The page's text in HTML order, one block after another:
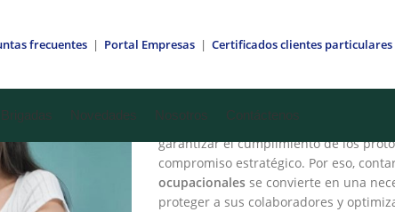
frecuentes | Portal Empresas | Certificados clientes particulares
Brigadas Novedades Nosotros Contáctenos
Exámenes
En Pereira
, donde la actividad
garantizar el cumplimiento de los
compromiso estratégico. Por eso,
ocupacionales se convierte en una
proteger a sus colaboradores y